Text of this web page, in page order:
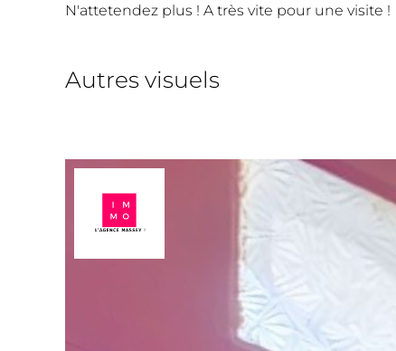
N'attetendez plus ! A très vite pour une visite !
Autres visuels